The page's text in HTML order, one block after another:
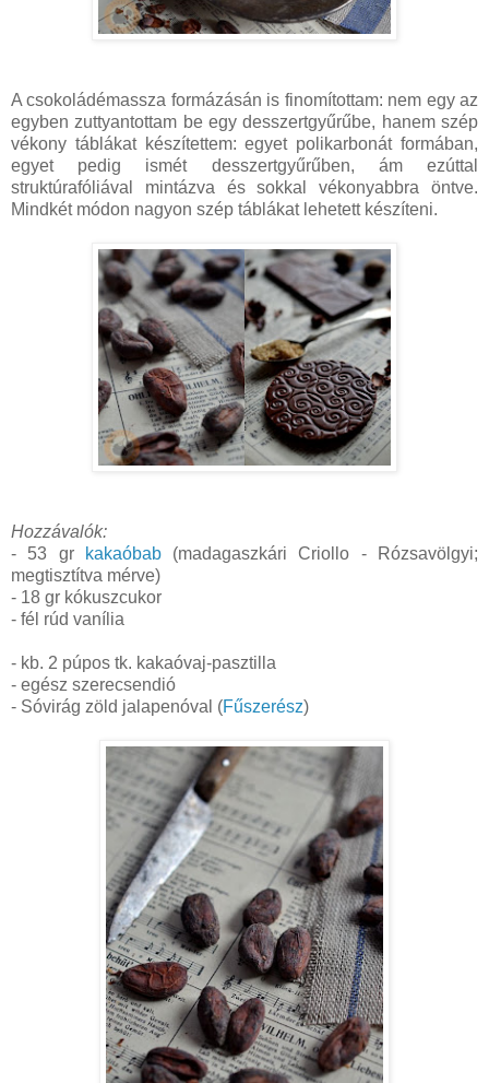
A csokoládémassza formázásán is finomítottam: nem egy az
egyben zuttyantottam be egy desszertgyűrűbe, hanem szép
vékony táblákat készítettem: egyet polikarbonát formában,
egyet pedig ismét desszertgyűrűben, ám ezúttal
struktúrafóliával mintázva és sokkal vékonyabbra öntve.
Mindkét módon nagyon szép táblákat lehetett készíteni.
Hozzávalók:
- 53 gr
kakaóbab(madagaszkári Criollo - Rózsavölgyi;
megtisztítva mérve)
- 18 gr kókuszcukor
- fél rúd vanília
- kb. 2 púpos tk. kakaóvaj-pasztilla
- egész szerecsendió
- Sóvirág zöld jalapenóval (Fűszerész)